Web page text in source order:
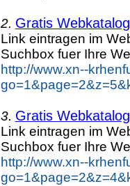
2. Gratis
Link eintragen im
Suchbox fuer Ihre
http://www.xn--
3. Gratis
Link eintragen im
Suchbox fuer Ihre
http://www.xn--